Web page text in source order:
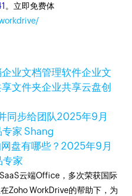
。立即免费体
企业文档管理软件企业文
文件夹企业共享云盘创
同步给团队2025年9月
专家 Shang
盘有哪些？2025年9月
专家
云端Office，多次荣获国际
Zoho WorkDrive的帮助下，为